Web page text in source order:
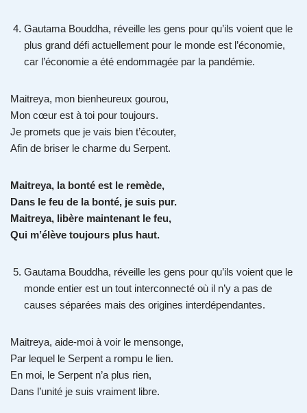
Gautama Bouddha, réveille les gens pour qu’ils voient que le
plus grand défi actuellement pour le monde est l’économie,
car l’économie a été endommagée par la pandémie.
Maitreya, mon bienheureux gourou,
Mon cœur est à toi pour toujours.
Je promets que je vais bien t’écouter,
Afin de briser le charme du Serpent.
Maitreya, la bonté est le remède,
Dans le feu de la bonté, je suis pur.
Maitreya, libère maintenant le feu,
Qui m’élève toujours plus haut.
Gautama Bouddha, réveille les gens pour qu’ils voient que le
monde entier est un tout interconnecté où il n’y a pas de
causes séparées mais des origines interdépendantes.
Maitreya, aide-moi à voir le mensonge,
Par lequel le Serpent a rompu le lien.
En moi, le Serpent n’a plus rien,
Dans l’unité je suis vraiment libre.